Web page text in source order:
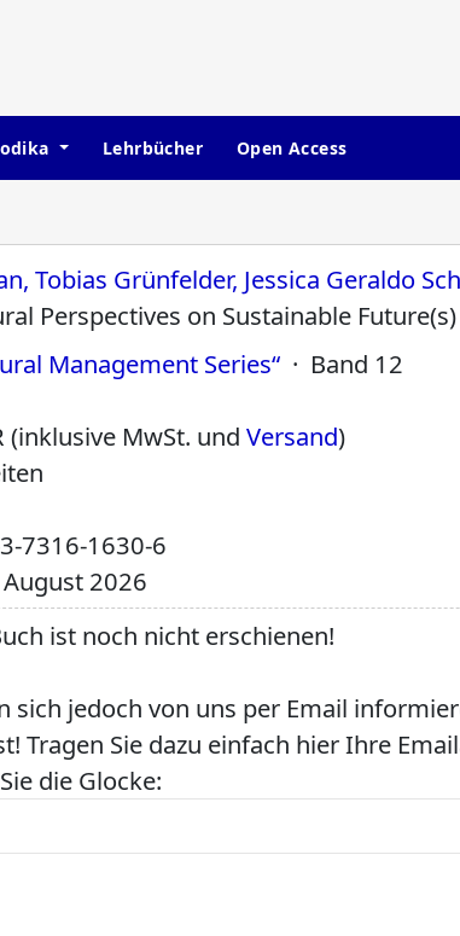
Lehrbücher
Open Access
Tobias Grünfelder, Jessica Geraldo
Perspectives on Sustainable Future(s)
Management Series“ · Band 12
(inklusive MwSt. undVersand)
7316-1630-6
2026
ist noch nicht erschienen!
sich jedoch von uns per Email
Tragen Sie dazu einfach hier Ihre
die Glocke: